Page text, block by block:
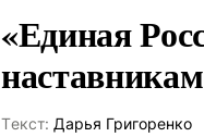
«Единая
Tекст: Дарья Григоренко